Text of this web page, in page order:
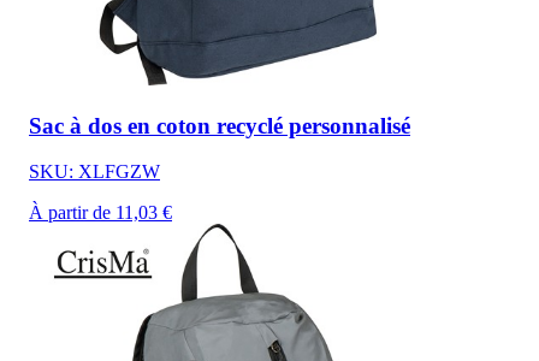
Sac à dos en coton recyclé personnalisé
SKU: XLFGZW
À partir de 11,03 €